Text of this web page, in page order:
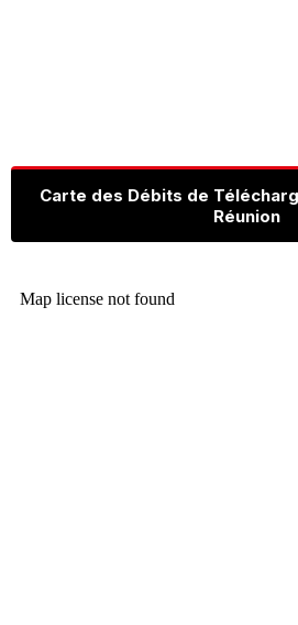
Carte des Débits de
Réunion